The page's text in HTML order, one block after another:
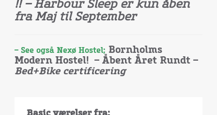
!! – Harbour Sleep er kun åben
fra Maj til September
– See også Nexø Hostel; Bornholms
Modern Hostel! – Åbent Året Rundt –
Bed+Bike certificering